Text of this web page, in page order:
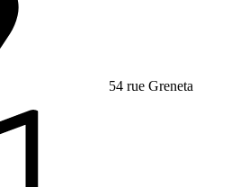
54 rue Greneta